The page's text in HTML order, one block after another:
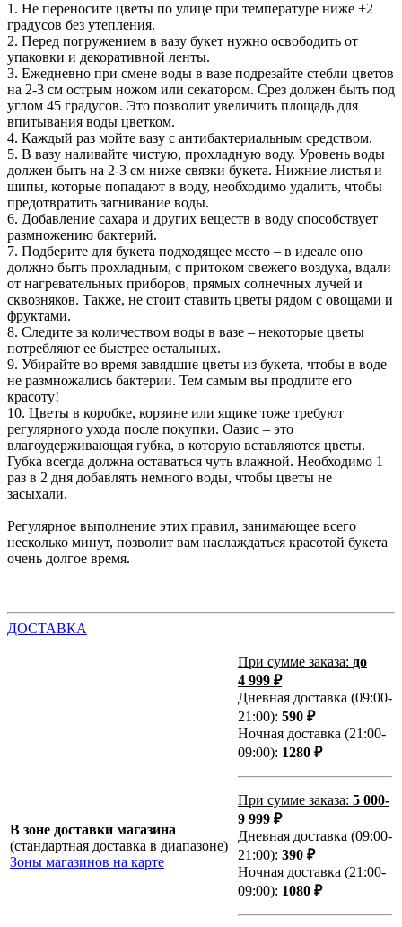
1. Не переносите цветы по улице при температуре ниже +2
градусов без утепления.
2. Перед погружением в вазу букет нужно освободить от
упаковки и декоративной ленты.
3. Ежедневно при смене воды в вазе подрезайте стебли цветов
на 2-3 см острым ножом или секатором. Срез должен быть под
углом 45 градусов. Это позволит увеличить площадь для
впитывания воды цветком.
4. Каждый раз мойте вазу с антибактериальным средством.
5. В вазу наливайте чистую, прохладную воду. Уровень воды
должен быть на 2-3 см ниже связки букета. Нижние листья и
шипы, которые попадают в воду, необходимо удалить, чтобы
предотвратить загнивание воды.
6. Добавление сахара и других веществ в воду способствует
размножению бактерий.
7. Подберите для букета подходящее место – в идеале оно
должно быть прохладным, с притоком свежего воздуха, вдали
от нагревательных приборов, прямых солнечных лучей и
сквозняков. Также, не стоит ставить цветы рядом с овощами и
фруктами.
8. Следите за количеством воды в вазе – некоторые цветы
потребляют ее быстрее остальных.
9. Убирайте во время завядшие цветы из букета, чтобы в воде
не размножались бактерии. Тем самым вы продлите его
красоту!
10. Цветы в коробке, корзине или ящике тоже требуют
регулярного ухода после покупки. Оазис – это
влагоудерживающая губка, в которую вставляются цветы.
Губка всегда должна оставаться чуть влажной. Необходимо 1
раз в 2 дня добавлять немного воды, чтобы цветы не
засыхали.
Регулярное выполнение этих правил, занимающее всего
несколько минут, позволит вам наслаждаться красотой букета
очень долгое время.
ДОСТАВКА
В зоне доставки магазина
(стандартная доставка в диапазоне)
Зоны магазинов на карте
При сумме заказа: до
4 999 ₽
Дневная доставка (09:00-
21:00): 590 ₽
Ночная доставка (21:00-
09:00): 1280 ₽
При сумме заказа: 5 000-
9 999 ₽
Дневная доставка (09:00-
21:00): 390 ₽
Ночная доставка (21:00-
09:00): 1080 ₽